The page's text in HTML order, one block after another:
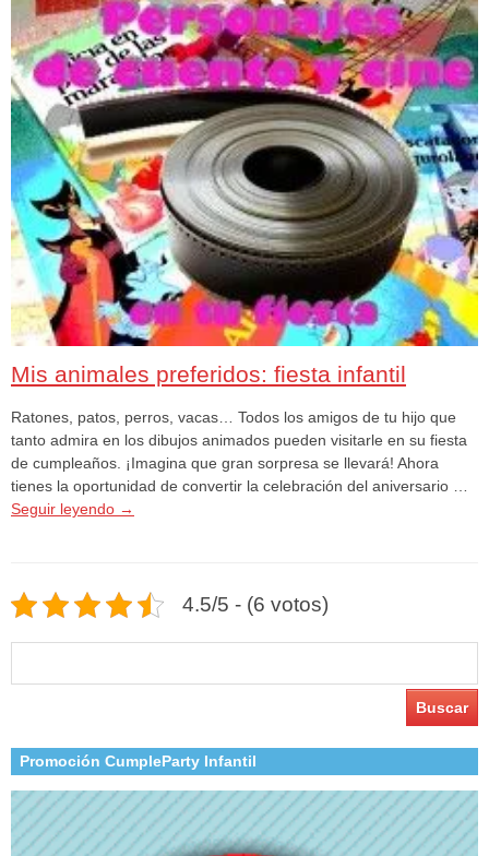
Mis animales preferidos: fiesta infantil
Ratones, patos, perros, vacas… Todos los amigos de tu hijo que
tanto admira en los dibujos animados pueden visitarle en su fiesta
de cumpleaños. ¡Imagina que gran sorpresa se llevará! Ahora
tienes la oportunidad de convertir la celebración del aniversario …
Seguir leyendo →
4.5/5 - (6 votos)
Promoción CumpleParty Infantil